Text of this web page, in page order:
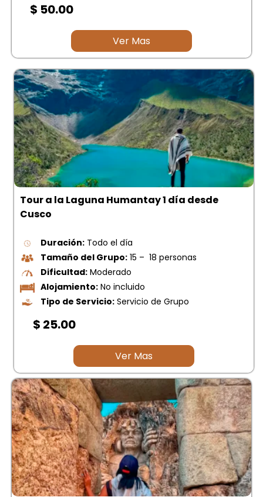
$ 50.00
Ver Mas
Tour a la Laguna Humantay 1 día desde
Cusco
Duración: Todo el día
Tamaño del Grupo: 15 – 18 personas
Dificultad: Moderado
Alojamiento: No incluido
Tipo de Servicio: Servicio de Grupo
$ 25.00
Ver Mas